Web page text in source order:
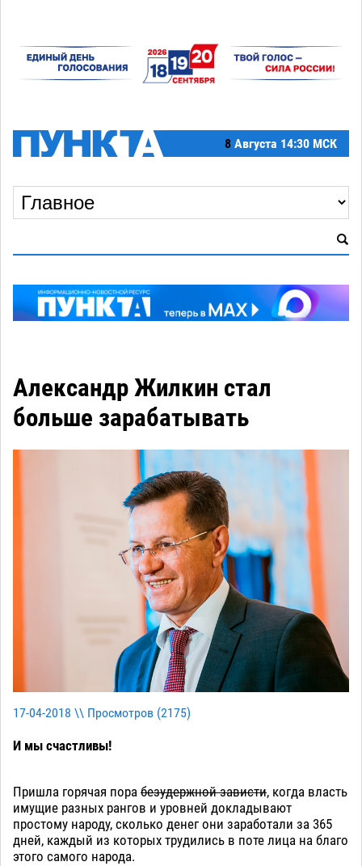
8 Августа 14:30 МСК
Александр Жилкин стал
больше зарабатывать
17-04-2018 \\ Просмотров (2175)
И мы счастливы!
Пришла горячая пора безудержной зависти, когда власть
имущие разных рангов и уровней докладывают
простому народу, сколько денег они заработали за 365
дней, каждый из которых трудились в поте лица на благо
этого самого народа.